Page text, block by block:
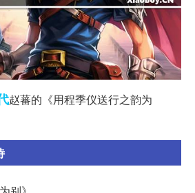
赵蕃的《用程季仪送行之韵为